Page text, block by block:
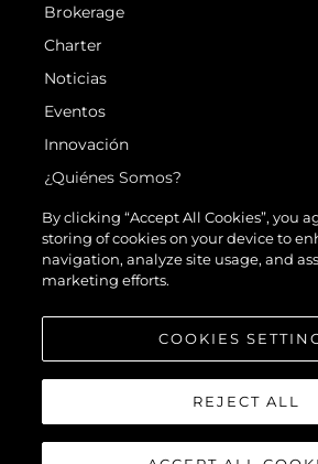
Brokerage
Charter
Noticias
Eventos
Innovación
¿Quiénes Somos?
El Equipo
Estilo De Vida
Historia
By clicking “Accept All Cookies”, you
storing of cookies on your device to
navigation, analyze site usage, and
marketing efforts.
COOKIES
REJECT ALL